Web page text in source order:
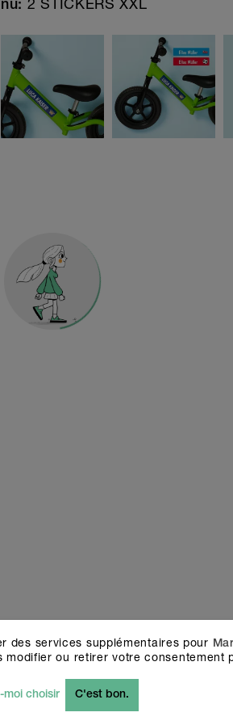
représentés en blanc sur nos stickers
des services supplémentaires pour
modifier ou retirer votre consentement
moi choisir C'est bon.